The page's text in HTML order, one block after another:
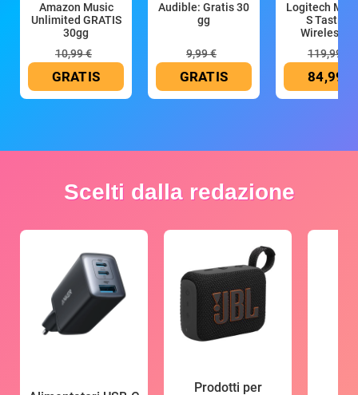
Amazon Music
Unlimited GRATIS
30gg
10,99 €
GRATIS
Audible: Gratis 30
gg
9,99 €
GRATIS
Logitech MX
S Tastiera
Wireless
119,99 €
84,99 €
Scelti dalla redazione
Prodotti per